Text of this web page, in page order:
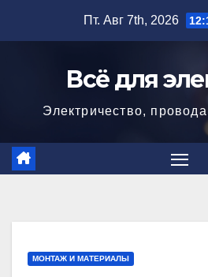
Пт. Авг 7th, 2026
Всё для
Электричество,
МОНТАЖ И МАТЕРИАЛЫ